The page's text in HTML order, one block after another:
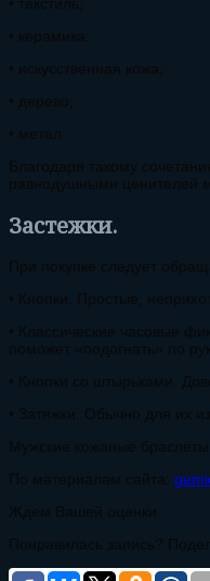
• керамика;
• искусственная кожа;
• дерево;
• метал.
Благодаря такому
равнодушными ценителей
Застежки.
При покупке следует
• Кнопки. Простые,
• Классические часовые
поможет «подогнать» по
• Кнопки со штырьками.
• Затяжки. Обычно для их
Мужские кожаные браслеты
По материалам сайта:
Ждем Вашей оценки
Понравилась запись?